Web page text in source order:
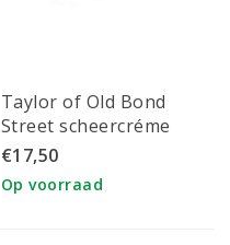
Taylor of Old Bond
Street scheercréme
Oud
€17,50
Op voorraad